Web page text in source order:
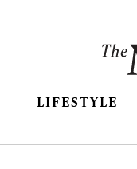
LIFESTYLE